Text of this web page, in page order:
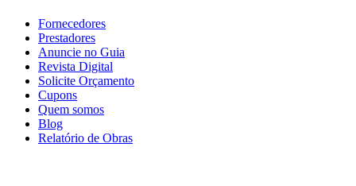
Fornecedores
Prestadores
Anuncie no Guia
Revista Digital
Solicite Orçamento
Cupons
Quem somos
Blog
Relatório de Obras